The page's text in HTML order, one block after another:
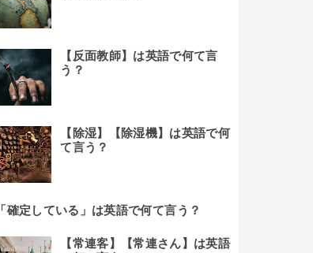
【反面教師】は英語で何て言
う？
【除湿】【除湿機】は英語で何
て言う？
「確定している」は英語で何て言う？
【常連客】【常連さん】は英語